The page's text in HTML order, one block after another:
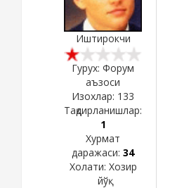
Иштирокчи
Гурух: Форум
аъзоси
Изохлар: 133
Тақдирланишлар:
1
Хурмат
даражаси: 34
Холати: Хозир
йўқ